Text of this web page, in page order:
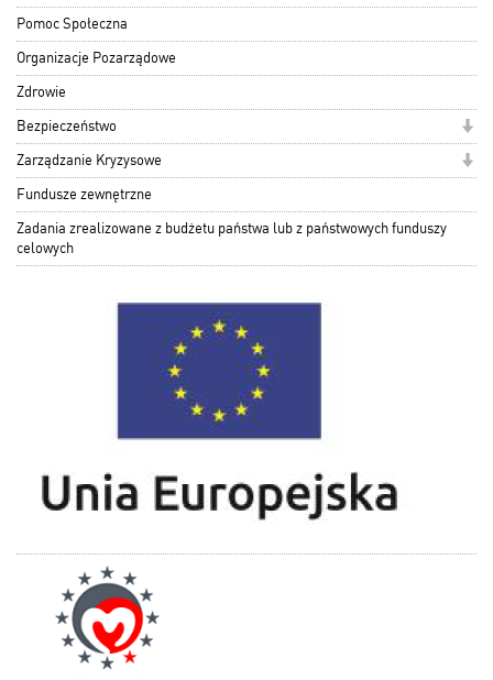
Pomoc Społeczna
Organizacje Pozarządowe
Zdrowie
Bezpieczeństwo
Zarządzanie Kryzysowe
Fundusze zewnętrzne
Zadania zrealizowane z budżetu państwa lub z państwowych funduszy
celowych